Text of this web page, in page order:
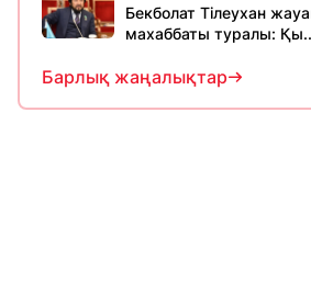
Бекболат Тілеухан
махаббаты туралы:
Барлық жаңалықтар